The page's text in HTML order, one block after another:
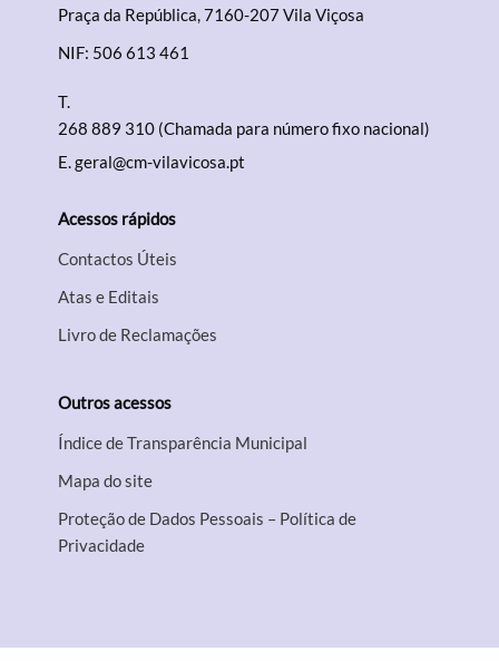
Praça da República, 7160-207 Vila Viçosa
NIF: 506 613 461
T.
268 889 310 (Chamada para número fixo nacional)
E.geral@cm-vilavicosa.pt
Acessos rápidos
Contactos Úteis
Atas e Editais
Livro de Reclamações
Outros acessos
Índice de Transparência Municipal
Mapa do site
Proteção de Dados Pessoais – Política de
Privacidade